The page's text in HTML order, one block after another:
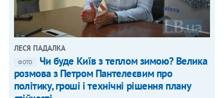
ЛЕСЯ ПАДАЛКА
ФОТО
Чи буде Київ з теплом зимою? Велика
розмова з Петром Пантелеєвим про
політику, гроші і технічні рішення плану